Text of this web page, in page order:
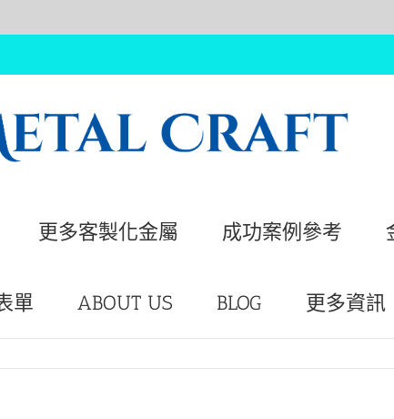
更多客製化金屬 成功案例參考
單 ABOUT US BLOG 更多資訊